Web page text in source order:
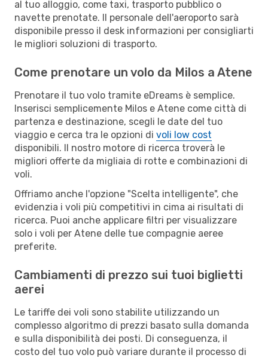
al tuo alloggio, come taxi, trasporto pubblico o
navette prenotate. Il personale dell'aeroporto sarà
disponibile presso il desk informazioni per consigliarti
le migliori soluzioni di trasporto.
Come prenotare un volo da Milos a Atene
Prenotare il tuo volo tramite eDreams è semplice.
Inserisci semplicemente Milos e Atene come città di
partenza e destinazione, scegli le date del tuo
viaggio e cerca tra le opzioni di voli low cost
disponibili. Il nostro motore di ricerca troverà le
migliori offerte da migliaia di rotte e combinazioni di
voli.
Offriamo anche l'opzione "Scelta intelligente", che
evidenzia i voli più competitivi in cima ai risultati di
ricerca. Puoi anche applicare filtri per visualizzare
solo i voli per Atene delle tue compagnie aeree
preferite.
Cambiamenti di prezzo sui tuoi biglietti
aerei
Le tariffe dei voli sono stabilite utilizzando un
complesso algoritmo di prezzi basato sulla domanda
e sulla disponibilità dei posti. Di conseguenza, il
costo del tuo volo può variare durante il processo di